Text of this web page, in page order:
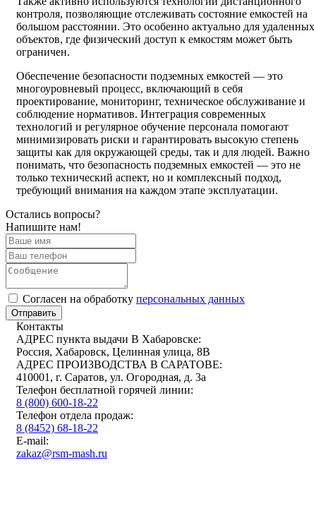
контроля, позволяющие отслеживать состояние емкостей на
большом расстоянии. Это особенно актуально для удаленных
объектов, где физический доступ к емкостям может быть
ограничен.
Обеспечение безопасности подземных емкостей — это
многоуровневый процесс, включающий в себя
проектирование, мониторинг, техническое обслуживание и
соблюдение нормативов. Интеграция современных
технологий и регулярное обучение персонала помогают
минимизировать риски и гарантировать высокую степень
защиты как для окружающей среды, так и для людей. Важно
понимать, что безопасность подземных емкостей — это не
только технический аспект, но и комплексный подход,
требующий внимания на каждом этапе эксплуатации.
Остались вопросы?
Напишите нам!
Cогласен на обработку персональных данных
Отправить
Контакты
АДРЕС пункта выдачи В Хабаровске:
Россия, Хабаровск, Целинная улица, 8В
АДРЕС ПРОИЗВОДСТВА В САРАТОВЕ:
410001, г. Саратов, ул. Огородная, д. 3а
Телефон бесплатной горячей линии:
8 (800) 600-18-22
Телефон отдела продаж:
8 (8452) 68-18-22
E-mail:
zakaz@rsm-mash.ru